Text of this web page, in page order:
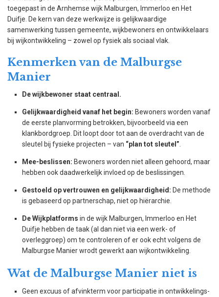
toegepast in de Arnhemse wijk Malburgen, Immerloo en Het
Duifje. De kern van deze werkwijze is gelijkwaardige
samenwerking tussen gemeente, wijkbewoners en ontwikkelaars
bij wijkontwikkeling – zowel op fysiek als sociaal vlak.
Kenmerken van de Malburgse
Manier
De wijkbewoner staat centraal.
Gelijkwaardigheid vanaf het begin: Bewoners worden vanaf
de eerste planvorming betrokken, bijvoorbeeld via een
klankbordgroep. Dit loopt door tot aan de overdracht van de
sleutel bij fysieke projecten – van “plan tot sleutel”.
Mee-beslissen: Bewoners worden niet alleen gehoord, maar
hebben ook daadwerkelijk invloed op de beslissingen.
Gestoeld op vertrouwen en gelijkwaardigheid: De methode
is gebaseerd op partnerschap, niet op hiërarchie.
De Wijkplatforms in de wijk Malburgen, Immerloo en Het
Duifje hebben de taak (al dan niet via een werk- of
overleggroep) om te controleren of er ook echt volgens de
Malburgse Manier wrodt gewerkt aan wijkontwikkeling.
Wat de Malburgse Manier niet is
Geen excuus of afvinkterm voor participatie in ontwikkelings-